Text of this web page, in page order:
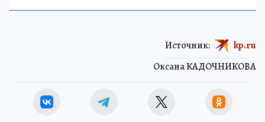
Оксана КАДОЧНИКОВА
Источник: kp.ru